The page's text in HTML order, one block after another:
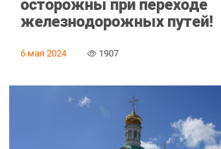
осторожны при переходе
железнодорожных путей!
6 мая 2024 1907